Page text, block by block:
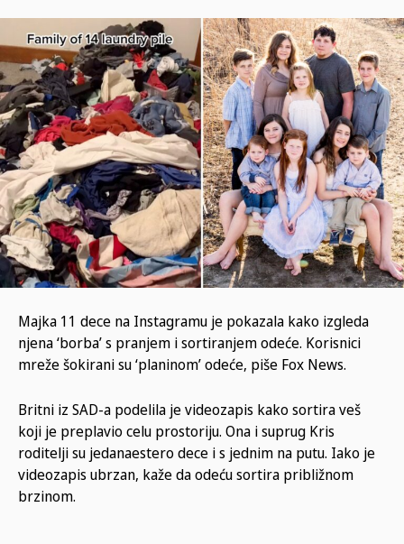
Majka 11 dece na Instagramu je pokazala kako izgleda
njena ‘borba’ s pranjem i sortiranjem odeće. Korisnici
mreže šokirani su ‘planinom’ odeće, piše Fox News.
Britni iz SAD-a podelila je videozapis kako sortira veš
koji je preplavio celu prostoriju. Ona i suprug Kris
roditelji su jedanaestero dece i s jednim na putu. Iako je
videozapis ubrzan, kaže da odeću sortira približnom
brzinom.